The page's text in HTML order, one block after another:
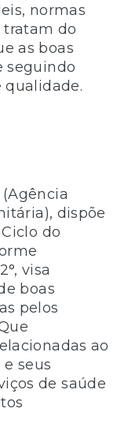
normas
tratam do
as boas
seguindo
qualidade.
dispõe
do
visa
boas
pelos
ao
seus
de saúde